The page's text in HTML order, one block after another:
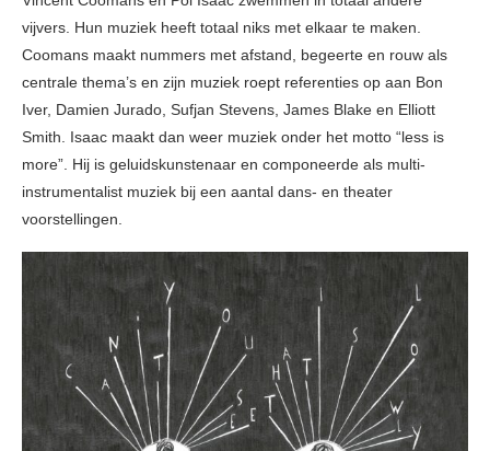
vijvers. Hun muziek heeft totaal niks met elkaar te maken.
Coomans maakt nummers met afstand, begeerte en rouw als
centrale thema’s en zijn muziek roept referenties op aan Bon
Iver, Damien Jurado, Sufjan Stevens, James Blake en Elliott
Smith. Isaac maakt dan weer muziek onder het motto “less is
more”. Hij is geluidskunstenaar en componeerde als multi-
instrumentalist muziek bij een aantal dans- en theater
voorstellingen.